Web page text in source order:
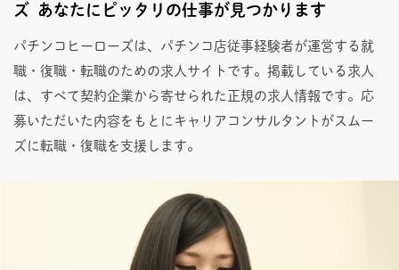
ズ あなたにピッタリの仕事が見つかります
パチンコヒーローズは、パチンコ店従事経験者が運営する就
職・復職・転職のための求人サイトです。掲載している求人
は、すべて契約企業から寄せられた正規の求人情報です。応
募いただいた内容をもとにキャリアコンサルタントがスムー
ズに転職・復職を支援します。